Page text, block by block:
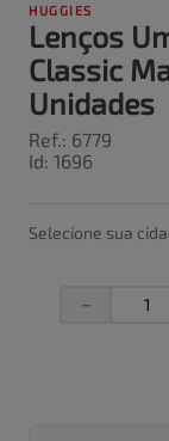
HUGGIES
Lenços
Classic
Unidades
Ref. : 6779
Id: 1696
Selecione sua
－